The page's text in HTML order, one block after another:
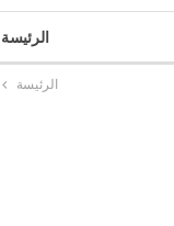
الرئيسة
الرئيسة